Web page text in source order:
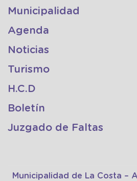
Municipalidad
Agenda
Noticias
Turismo
H.C.D
Boletín
Juzgado de Faltas
Municipalidad de La Costa –